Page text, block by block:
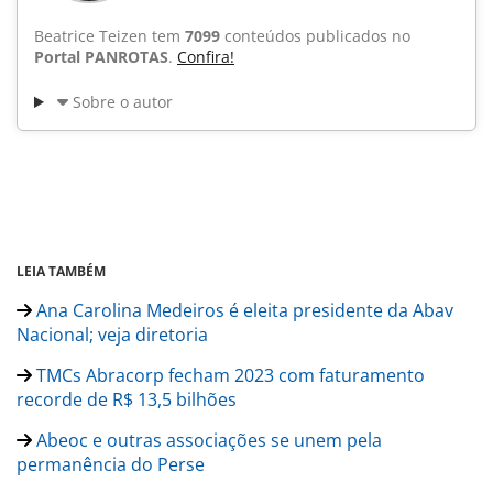
Beatrice Teizen tem 7099 conteúdos publicados no
Portal PANROTAS. Confira!
Sobre o autor
LEIA TAMBÉM
Ana Carolina Medeiros é eleita presidente da Abav
Nacional; veja diretoria
TMCs Abracorp fecham 2023 com faturamento
recorde de R$ 13,5 bilhões
Abeoc e outras associações se unem pela
permanência do Perse